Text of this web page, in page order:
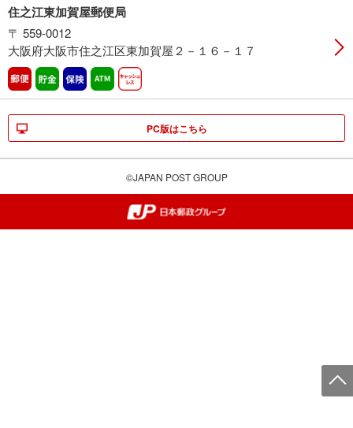
住之江東加賀屋郵便局
〒 559-0012
大阪府大阪市住之江区東加賀屋２－１６－１７
郵便 貯金 保険 ATM営業中
PC版はこちら
©JAPAN POST GROUP